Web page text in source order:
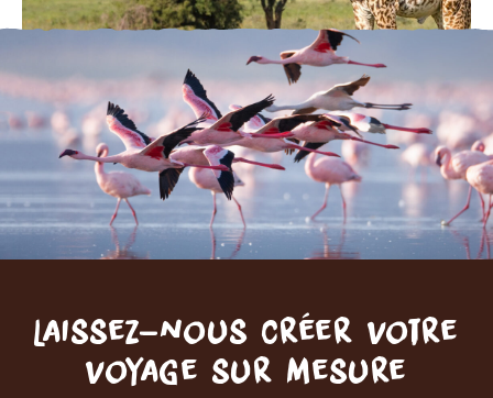
Laissez-nous créer votre
voyage sur mesure